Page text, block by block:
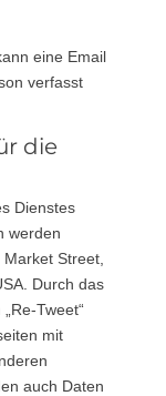
eine Email
verfasst
die
Dienstes
werden
Street,
Durch das
Tweet“
mit
auch Daten